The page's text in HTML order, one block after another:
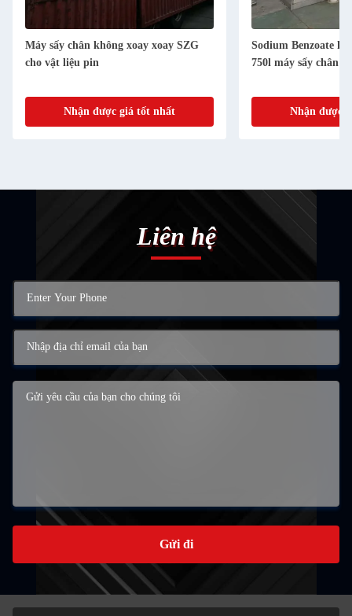
Máy sấy chân không xoay xoay SZG
cho vật liệu pin
Nhận được giá tốt nhất
Sodium Benzoate
750l máy sấy chân
Nhận được
Liên hệ
Gửi đi